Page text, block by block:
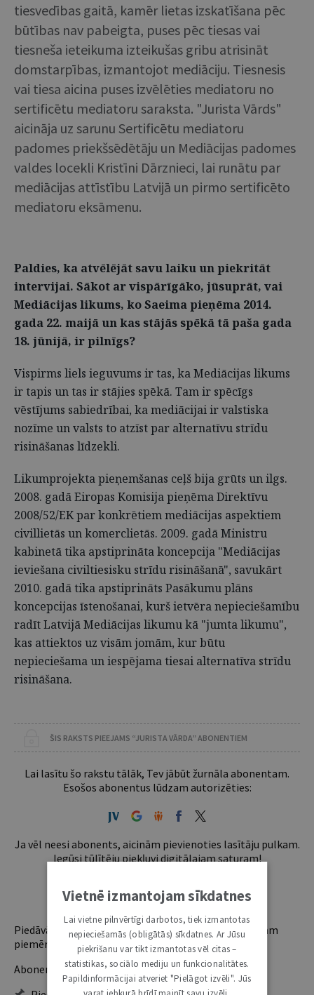
tiesvedības gaitā, kamēr lietas izskatīšana pēc
būtības nav pabeigta, puses pēc tiesas vai
tiesneša ieteikuma izteikušas gribu atrisināt
domstarpības, izmantojot mediāciju. Tiesnesis
vai tiesa aicina puses izvēlēties mediatoru no
sertificētu mediatoru saraksta. "Jurista Vārds"
aicināja uz sarunu Sertificētu mediatoru
padomes priekšsēdētāju un Mediācijas padomes
valdes locekli Kristīni Dārznieci, lai runātu par
mediācijas attīstību Latvijā un pirmo sertificēto
mediatoru eksāmenu.
Paldies, ka atvēlējāt savu laiku un piekritāt
intervijai. Sākot ar vispārīgāko, jūsuprāt, vai
Mediācijas likums, ko Saeima pieņēma 2014.
gada 22. maijā un kas stājās spēkā tā paša gada
18. jūnijā, ir pilnīgs?
Vispirms liels ieguvums ir tas, ka Mediācijas likums
ir tapis un tas ir stājies spēkā. Tam ir spēcīgs
vēstījums sabiedrībai, ka mediācijai ir valstiska
nozīme un valsts to atzīst par alternatīvu strīdu
risināšanas līdzekli.
Likumprojekta pieņemšanas ceļš bija grūts un ilgs.
2008. gadā Eiropas Komisija pieņēma Direktīvu
2008/52/EK par konkrētiem mediācijas aspektiem
civillietās un komerclietās. 2009. gadā Ministru
kabinetā tika apstiprināta koncepcija "Mediācijas
ieviešana civiltiesisku strīdu risināšanā", savukārt
2010. gadā tika apstiprināts Pasākumu plāns
koncepcijas īstenošanai, kurš ietvēra nepieciešamību
radīt Latvijā Mediācijas likumu kā "jumta likumu",
kas attiektos uz visām jomām, kur būtu
nepieciešama un iespējama tiesai alternatīva strīdu
risināšana.
ŠIS RAKSTS PIEEJAMS “JURISTA VĀRDA” ABONENTIEM
Lai lasītu šo rakstu tālāk, Tev jābūt žurnāla abonentam.
Esošos abonentus lūdzam autorizēties:
Ja vēl neesi abonents, aicinām pievienoties lasītāju pulkam.
Iegūsi tūlītēju piekļuvi digitālajam saturam!
ABONĒT
Piedāvājam trīs abonementu veidus. Vienam lietotājam
piemērotākais ir "Mazais" (3, 6 un 12 mēnešiem).
Abonentu ieguvumi:
Vietnē izmantojam sīkdatnes
Lai vietne pilnvērtīgi darbotos, tiek izmantotas
nepieciešamās (obligātās) sīkdatnes. Ar Jūsu
piekrišanu var tikt izmantotas vēl citas –
statistikas, sociālo mediju un funkcionalitātes.
Papildinformācijai atveriet "Pielāgot izvēli". Jūs